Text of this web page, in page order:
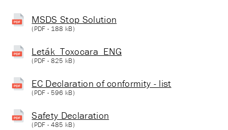
MSDS Stop Solution
(PDF - 188 kB)
Leták_Toxocara_ENG
(PDF - 825 kB)
EC Declaration of conformity - list
(PDF - 596 kB)
Safety Declaration
(PDF - 485 kB)